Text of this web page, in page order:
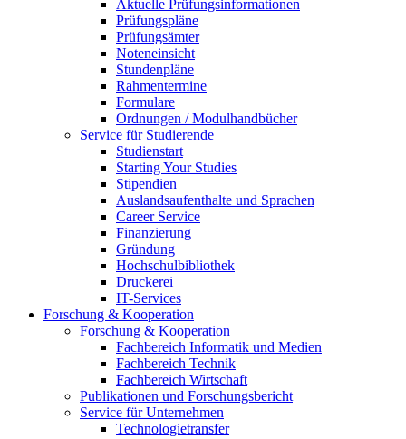
Aktuelle Prüfungsinformationen
Prüfungspläne
Prüfungsämter
Noteneinsicht
Stundenpläne
Rahmentermine
Formulare
Ordnungen / Modulhandbücher
Service für Studierende
Studienstart
Starting Your Studies
Stipendien
Auslandsaufenthalte und Sprachen
Career Service
Finanzierung
Gründung
Hochschulbibliothek
Druckerei
IT-Services
Forschung & Kooperation
Forschung & Kooperation
Fachbereich Informatik und Medien
Fachbereich Technik
Fachbereich Wirtschaft
Publikationen und Forschungsbericht
Service für Unternehmen
Technologietransfer